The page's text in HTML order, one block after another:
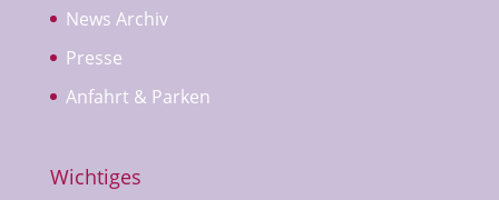
News Archiv
Presse
Anfahrt & Parken
Wichtiges